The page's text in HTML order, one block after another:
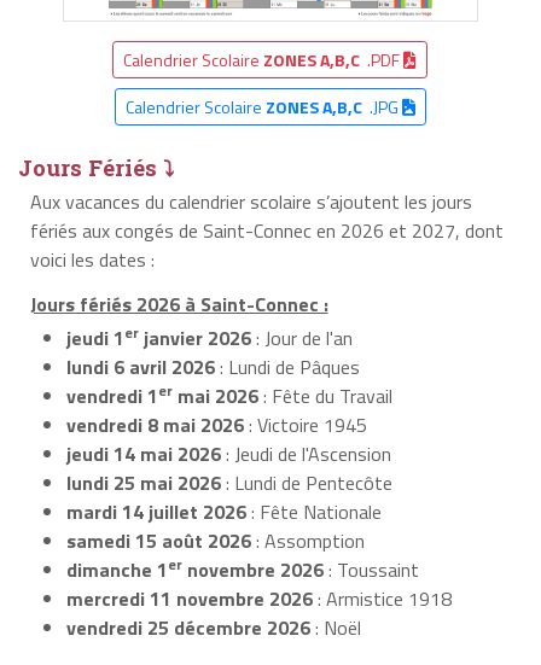
Calendrier Scolaire ZONES A,B,C .PDF
Calendrier Scolaire ZONES A,B,C.JPG
Jours Fériés ⤵
Aux vacances du calendrier scolaire s’ajoutent les jours
fériés aux congés de Saint-Connec en 2026 et 2027, dont
voici les dates :
Jours fériés 2026 à Saint-Connec :
jeudi 1er janvier 2026: Jour de l'an
lundi 6 avril 2026: Lundi de Pâques
vendredi 1er mai 2026: Fête du Travail
vendredi 8 mai 2026: Victoire 1945
jeudi 14 mai 2026: Jeudi de l'Ascension
lundi 25 mai 2026: Lundi de Pentecôte
mardi 14 juillet 2026: Fête Nationale
samedi 15 août 2026: Assomption
dimanche 1er novembre 2026: Toussaint
mercredi 11 novembre 2026: Armistice 1918
vendredi 25 décembre 2026: Noël